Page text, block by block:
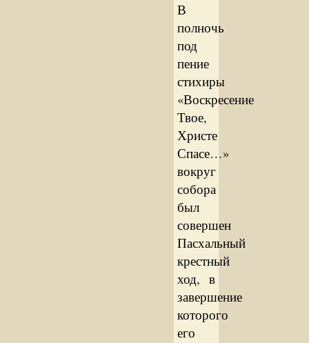
В
полночь
под
пение
стихиры
«Воскресение
Твое,
Христе
Спасе…»
вокруг
собора
был
совершен
Пасхальный
крестный
ход, в
завершение
которого
его